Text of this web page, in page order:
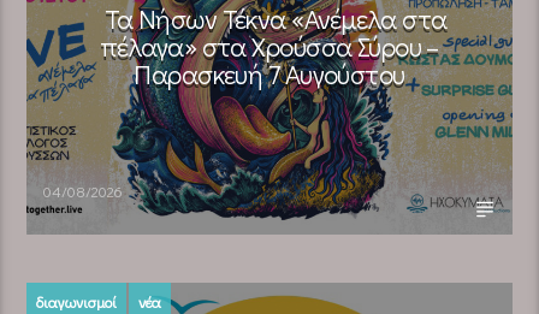
Τα Νήσων Τέκνα «Ανέμελα στα
πέλαγα» στα Χρούσσα Σύρου –
Παρασκευή 7 Αυγούστου
04/08/2026
διαγωνισμοί νέα